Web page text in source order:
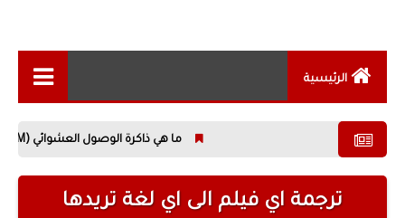
الرئيسية
الهواتف الذكية
ما هي ذاكرة الوصول العشوائي (RAM)؟ كل ما تحتاج معرفته عن أهم مكونات الحاسوب
ترجمة اي فيلم الى اي لغة تريدها